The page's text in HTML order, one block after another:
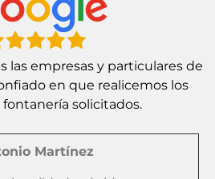
las empresas y particulares de
en que realicemos los
solicitados.
Martínez